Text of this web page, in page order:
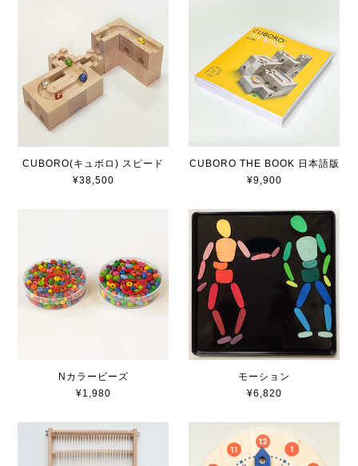
CUBORO(キュボロ) スピード
¥38,500
CUBORO THE BOOK 日本語版
¥9,900
Nカラービーズ
¥1,980
モーション
¥6,820